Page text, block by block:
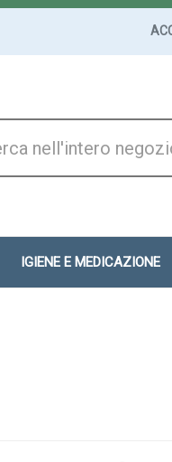
IGIENE E MEDICAZIONE